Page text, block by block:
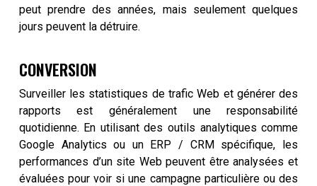
peut prendre des années, mais seulement quelques
jours peuvent la détruire.
CONVERSION
Surveiller les statistiques de trafic Web et générer des
rapports est généralement une responsabilité
quotidienne. En utilisant des outils analytiques comme
Google Analytics ou un ERP / CRM spécifique, les
performances d’un site Web peuvent être analysées et
évaluées pour voir si une campagne particulière ou des